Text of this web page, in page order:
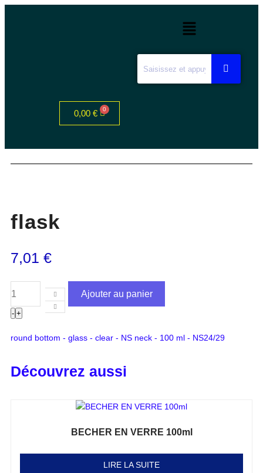
0,00 €
flask
7,01 €
- +
Ajouter au panier
round bottom - glass - clear - NS neck - 100 ml - NS24/29
Découvrez aussi
BECHER EN VERRE 100ml
LIRE LA SUITE